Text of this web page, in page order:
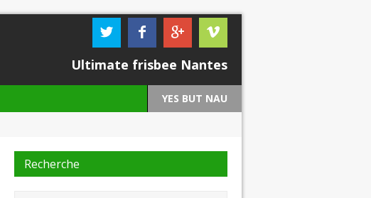
Ultimate frisbee Nantes
YES BUT NAU
Recherche